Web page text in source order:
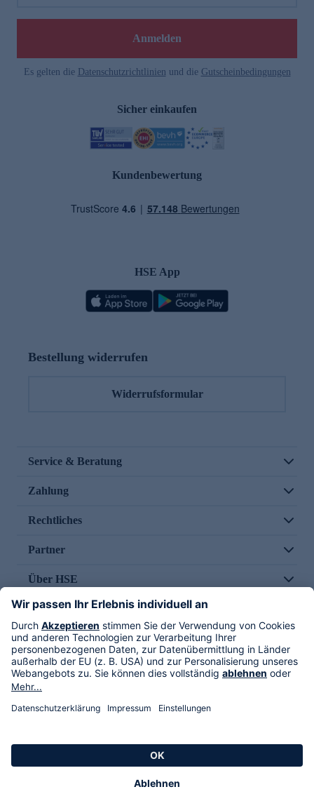
Anmelden
Es gelten die Datenschutzrichtlinien und die Gutscheinbedingungen
Sicher einkaufen
Kundenbewertung
HSE App
Bestellung widerrufen
Widerrufsformular
Service & Beratung
Zahlung
Rechtliches
Partner
Über HSE
Im TV
HSE International